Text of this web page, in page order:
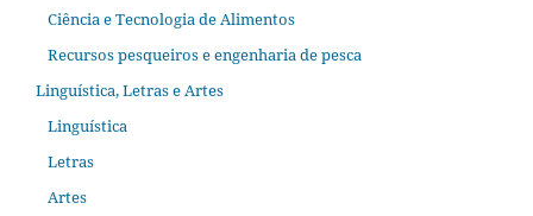
Ciência e Tecnologia de Alimentos
Recursos pesqueiros e engenharia de pesca
Linguística, Letras e Artes
Linguística
Letras
Artes